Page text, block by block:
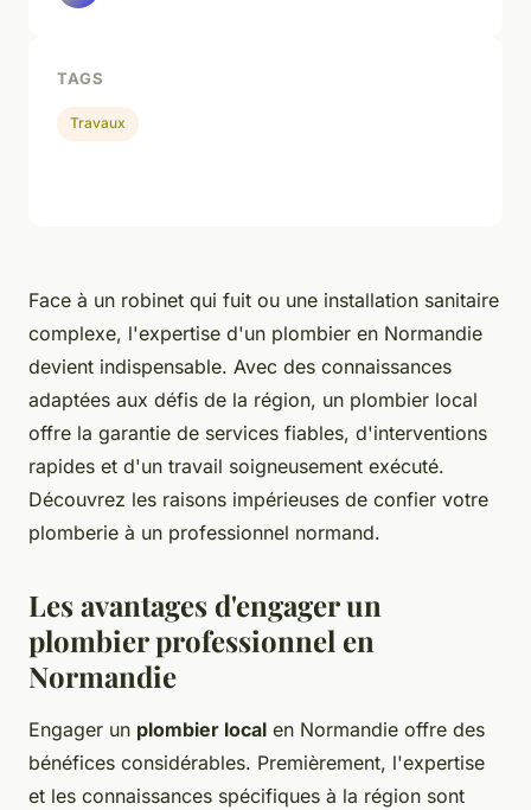
Face à un robinet qui fuit ou une installation sanitaire
complexe, l'expertise d'un plombier en Normandie
devient indispensable. Avec des connaissances
adaptées aux défis de la région, un plombier local
offre la garantie de services fiables, d'interventions
rapides et d'un travail soigneusement exécuté.
Découvrez les raisons impérieuses de confier votre
plomberie à un professionnel normand.
Les avantages d'engager un
plombier professionnel en
Normandie
Engager un plombier local en Normandie offre des
bénéfices considérables. Premièrement, l'expertise
et les connaissances spécifiques à la région sont
TAGS
Travaux